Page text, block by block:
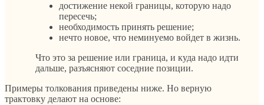
достижение некой границы, которую надо
пересечь;
необходимость принять решение;
нечто новое, что неминуемо войдет в жизнь.
Что это за решение или граница, и куда надо идти
дальше, разъясняют соседние позиции.
Примеры толкования приведены ниже. Но верную
трактовку делают на основе: